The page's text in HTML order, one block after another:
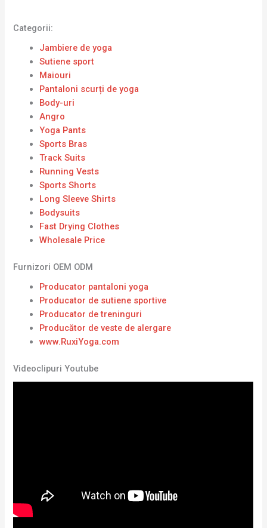
Categorii:
Jambiere de yoga
Sutiene sport
Maiouri
Pantaloni scurți de yoga
Body-uri
Angro
Yoga Pants
Sports Bras
Track Suits
Running Vests
Sports Shorts
Long Sleeve Shirts
Bodysuits
Fast Drying Clothes
Wholesale Price
Furnizori OEM ODM
Producator pantaloni yoga
Producator de sutiene sportive
Producator de treninguri
Producător de veste de alergare
www.RuxiYoga.com
Videoclipuri Youtube